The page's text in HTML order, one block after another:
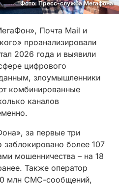
Фото: Пресс-служба Мегафона
Почта Mail и
проанализировали
2026 года и выявили
цифрового
злоумышленники
комбинированные
каналов
за первые три
более 107
мошенничества – на 18
Также оператор
млн СМС-сообщений,